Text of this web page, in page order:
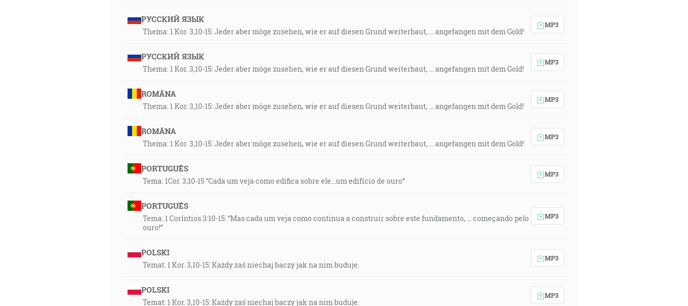
РУССКИЙ ЯЗЫК
Thema: 1 Kor. 3,10-15: Jeder aber möge zusehen, wie er auf diesen Grund weiterbaut, ... angefangen mit dem Gold!
MP3
РУССКИЙ ЯЗЫК
Thema: 1 Kor. 3,10-15: Jeder aber möge zusehen, wie er auf diesen Grund weiterbaut, ... angefangen mit dem Gold!
MP3
ROMÂNA
Thema: 1 Kor. 3,10-15: Jeder aber möge zusehen, wie er auf diesen Grund weiterbaut, ... angefangen mit dem Gold!
MP3
ROMÂNA
Thema: 1 Kor. 3,10-15: Jeder aber möge zusehen, wie er auf diesen Grund weiterbaut, ... angefangen mit dem Gold!
MP3
PORTUGUÊS
Tema: 1Cor. 3;10-15 “Cada um veja como edifica sobre ele...um edifício de ouro”
MP3
PORTUGUÊS
Tema: 1 Coríntios 3:10-15: “Mas cada um veja como continua a construir sobre este fundamento, ... começando pelo
ouro!”
MP3
POLSKI
Temat: 1 Kor. 3,10-15: Każdy zaś niechaj baczy jak na nim buduje.
MP3
POLSKI
Temat: 1 Kor. 3,10-15: Każdy zaś niechaj baczy jak na nim buduje.
MP3